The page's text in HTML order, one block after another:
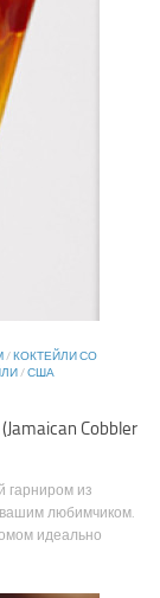
/ КОКТЕЙЛИ СО
/США
Cobbler
гарниром из
любимчиком.
идеально